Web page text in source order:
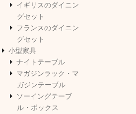
イギリスのダイニン
グセット
フランスのダイニン
グセット
小型家具
ナイトテーブル
マガジンラック・マ
ガジンテーブル
ソーイングテーブ
ル・ボックス